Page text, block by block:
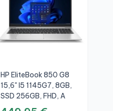
HP EliteBook 850 G8
15,6" I5 1145G7, 8GB,
SSD 256GB, FHD, A